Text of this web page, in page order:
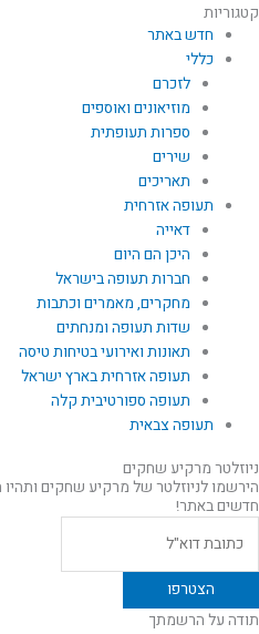
קטגוריות
חדש באתר
כללי
לזכרם
מוזיאונים ואוספים
ספרות תעופתית
שירים
תאריכים
תעופה אזרחית
דאייה
היכן הם היום
חברות תעופה בישראל
מחקרים, מאמרים וכתבות
שדות תעופה ומנחתים
תאונות ואירועי בטיחות טיסה
תעופה אזרחית בארץ ישראל
תעופה ספורטיבית קלה
תעופה צבאית
ניוזלטר מרקיע שחקים
הירשמו לניוזלטר של מרקיע שחקים
חדשים באתר!
תודה על הרשמתך